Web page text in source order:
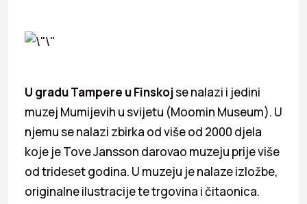
U gradu Tampere u Finskojse nalazi i jedini
muzej Mumijevih u svijetu (Moomin Museum). U
njemu se nalazi zbirka od više od 2000 djela
koje je Tove Jansson darovao muzeju prije više
od trideset godina. U muzeju je nalaze izložbe,
originalne ilustracije te trgovina i čitaonica.